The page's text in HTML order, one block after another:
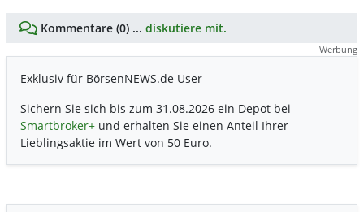
Kommentare (0) ... diskutiere mit.
Werbung
Exklusiv für BörsenNEWS.de User
Sichern Sie sich bis zum 31.08.2026 ein Depot bei
Smartbroker+ und erhalten Sie einen Anteil Ihrer
Lieblingsaktie im Wert von 50 Euro.